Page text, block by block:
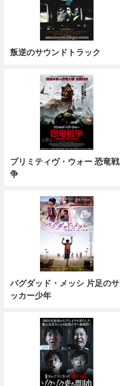
叛逆のサウンドトラック
プリミティヴ・ウォー 恐竜戦
争
バグダッド・メッシ 片足のサ
ッカー少年